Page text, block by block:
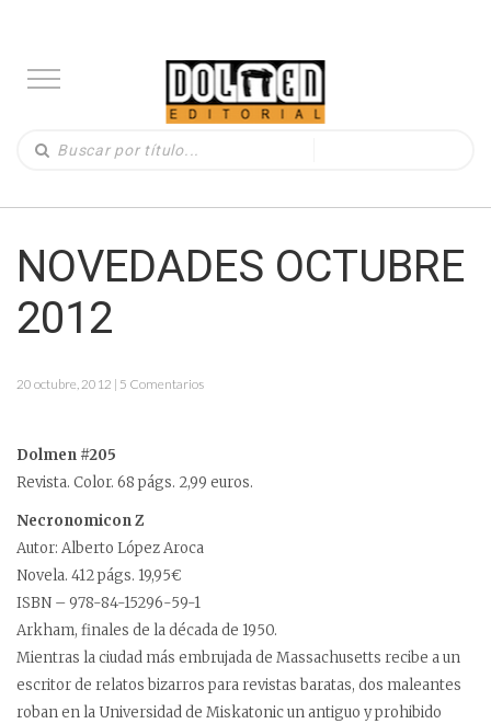
NOVEDADES OCTUBRE
2012
20 octubre, 2012 | 5 Comentarios
Dolmen #205
Revista. Color. 68 págs. 2,99 euros.
Necronomicon Z
Autor: Alberto López Aroca
Novela. 412 págs. 19,95€
ISBN – 978-84-15296-59-1
Arkham, finales de la década de 1950.
Mientras la ciudad más embrujada de Massachusetts recibe a un
escritor de relatos bizarros para revistas baratas, dos maleantes
roban en la Universidad de Miskatonic un antiguo y prohibido